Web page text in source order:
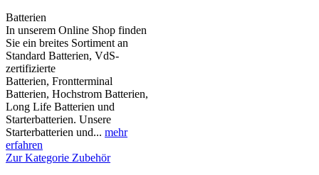
Batterien
In unserem Online Shop finden
Sie ein breites Sortiment an
Standard Batterien, VdS-
zertifizierte
Batterien, Frontterminal
Batterien, Hochstrom Batterien,
Long Life Batterien und
Starterbatterien. Unsere
Starterbatterien und... mehr
erfahren
Zur Kategorie Zubehör